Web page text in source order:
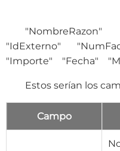
"IdExterno"
"Importe" "Fecha"
Estos serían los
Campo